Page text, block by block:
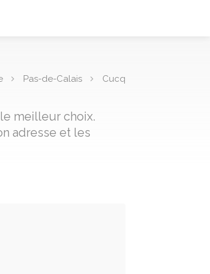
Pas-de-Calais Cucq
meilleur choix.
adresse et les